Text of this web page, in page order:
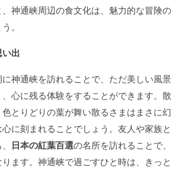
神通峡周辺の食文化は、魅力的な冒険の
。
出
神通峡を訪れることで、ただ美しい風景
心に残る体験をすることができます。散
とりどりの葉が舞い散るさまはまさに幻
に刻まれることでしょう。友人や家族と
日本の紅葉百選の名所を訪れることで、
ます。神通峡で過ごすひと時は、きっと